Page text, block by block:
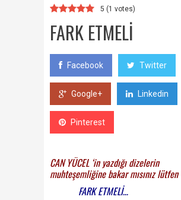
5 (1 votes)
FARK ETMELİ
Facebook Twitter
Google+ Linkedin
Pinterest
CAN YÜCEL ‘in yazdığı dizelerin
muhteşemliğine bakar mısınız
FARK ETMELİ…